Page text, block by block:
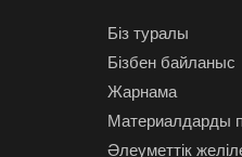
Біз туралы
Бізбен байланыс
Жарнама
Материалдарды
Әлеуметтік